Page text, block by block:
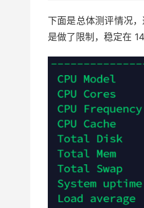
下面是总体测评情况
是做了限制，稳定在